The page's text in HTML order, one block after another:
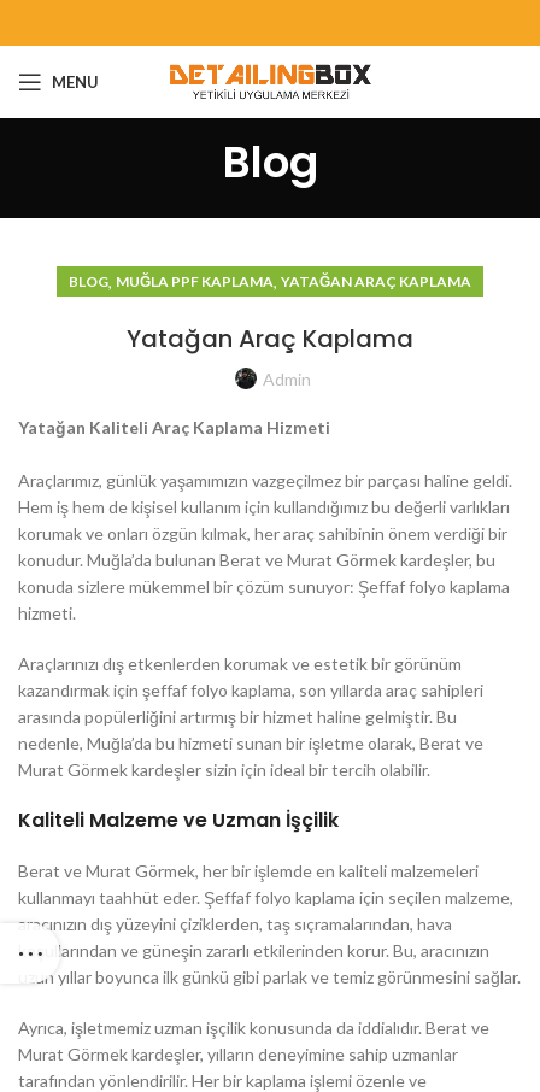
MENU
Blog
BLOG, MUĞLA PPF KAPLAMA, YATAĞAN ARAÇ KAPLAMA
Yatağan Araç Kaplama
Admin
Yatağan Kaliteli Araç Kaplama Hizmeti
Araçlarımız, günlük yaşamımızın vazgeçilmez bir parçası haline geldi.
Hem iş hem de kişisel kullanım için kullandığımız bu değerli varlıkları
korumak ve onları özgün kılmak, her araç sahibinin önem verdiği bir
konudur. Muğla’da bulunan Berat ve Murat Görmek kardeşler, bu
konuda sizlere mükemmel bir çözüm sunuyor: Şeffaf folyo kaplama
hizmeti.
Araçlarınızı dış etkenlerden korumak ve estetik bir görünüm
kazandırmak için şeffaf folyo kaplama, son yıllarda araç sahipleri
arasında popülerliğini artırmış bir hizmet haline gelmiştir. Bu
nedenle, Muğla’da bu hizmeti sunan bir işletme olarak, Berat ve
Murat Görmek kardeşler sizin için ideal bir tercih olabilir.
Kaliteli Malzeme ve Uzman İşçilik
Berat ve Murat Görmek, her bir işlemde en kaliteli malzemeleri
kullanmayı taahhüt eder. Şeffaf folyo kaplama için seçilen malzeme,
aracınızın dış yüzeyini çiziklerden, taş sıçramalarından, hava
koşullarından ve güneşin zararlı etkilerinden korur. Bu, aracınızın
uzun yıllar boyunca ilk günkü gibi parlak ve temiz görünmesini sağlar.
Ayrıca, işletmemiz uzman işçilik konusunda da iddialıdır. Berat ve
Murat Görmek kardeşler, yılların deneyimine sahip uzmanlar
tarafından yönlendirilir. Her bir kaplama işlemi özenle ve